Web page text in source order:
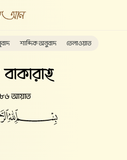
শাব্দিক অনুবাদ তেলাওয়াত
আয়াত